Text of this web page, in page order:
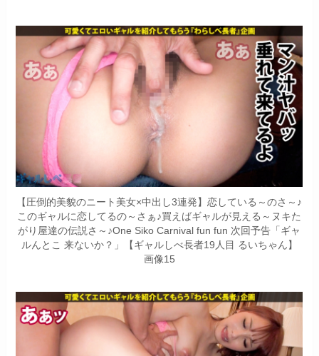
【圧倒的美貌のニート美女×中出し3連発】恋している～のさ～♪
このギャルに恋してるの～さぁ♪買えばギャルが見える～ヌキた
がり屋達の伝説さ～♪One Siko Carnival fun fun 次回予告「ギャ
ルんとこ 来ないか？」【ギャルしべ長者19人目 るいちゃん】
画像15